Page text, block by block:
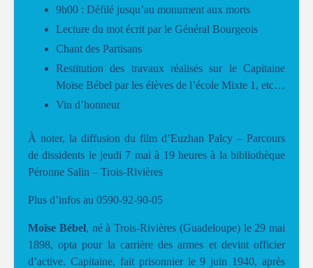
9h00 : Défilé jusqu’au monument aux morts
Lecture du mot écrit par le Général Bourgeois
Chant des Partisans
Restitution des travaux réalisés sur le Capitaine
Moïse Bébel par les élèves de l’école Mixte 1, etc…
Vin d’honneur
À noter, la diffusion du film d’Euzhan Palcy – Parcours
de dissidents le jeudi 7 mai à 19 heures à la bibliothèque
Péronne Salin – Trois-Rivières
Plus d’infos au 0590-92-90-05
Moïse Bébel, né à Trois-Rivières (Guadeloupe) le 29 mai
1898, opta pour la carrière des armes et devint officier
d’active. Capitaine, fait prisonnier le 9 juin 1940, après